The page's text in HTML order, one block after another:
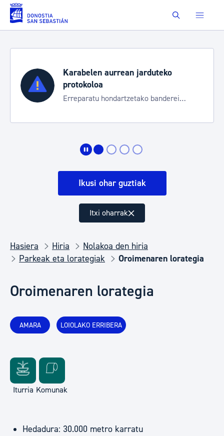
Eduki nagusira joan Buscar
Karabelen aurrean jarduteko
protokoloa
Erreparatu hondartzetako banderei
Ikusi ohar guztiak
Itxi oharrak
Hasiera Hiria
Nolakoa den hiria
Parkeak eta lorategiak
Oroimenaren lorategia
Oroimenaren lorategia
AMARA LOIOLAKO ERRIBERA
Iturria Komunak
Hedadura: 30.000 metro karratu